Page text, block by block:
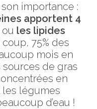
importance :
apportent 4
ou les lipides
coup, 75% des
mois en
sources de gras
en
les légumes
d’eau !